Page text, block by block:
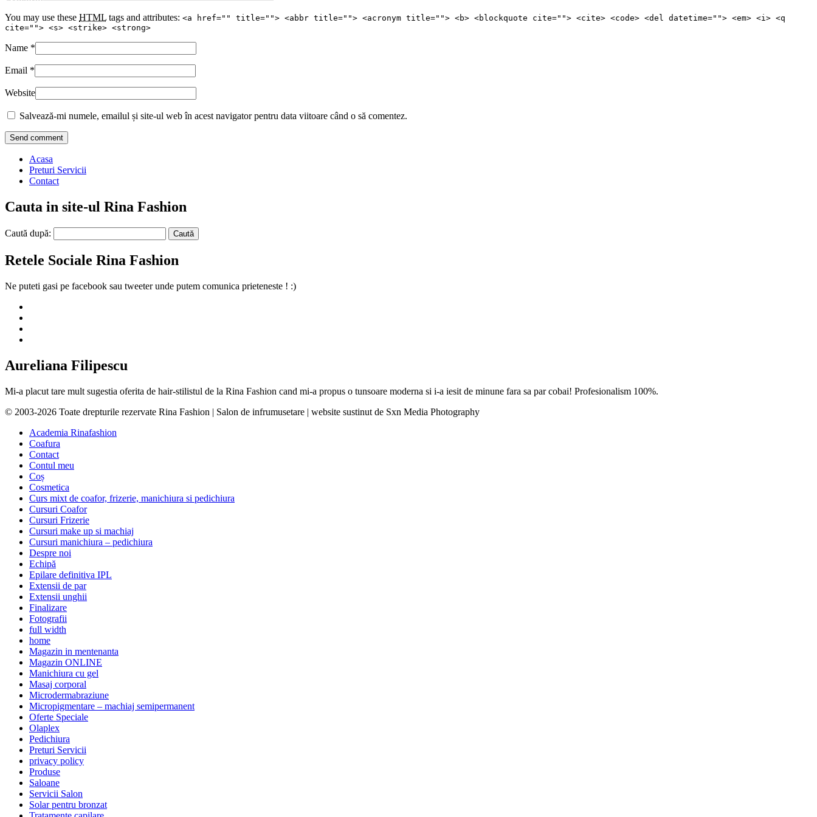
You may use these HTML tags and attributes: <a href="" title=""> <abbr title=""> <acronym title=""> <b> <blockquote cite=""> <cite> <code> <del datetime=""> <em> <i> <q
cite=""> <s> <strike> <strong>
Name *
Email *
Website
Salvează-mi numele, emailul și site-ul web în acest navigator pentru data viitoare când o să comentez.
Acasa
Preturi Servicii
Contact
Cauta in site-ul Rina Fashion
Caută după:
Retele Sociale Rina Fashion
Ne puteti gasi pe facebook sau tweeter unde putem comunica prieteneste ! :)
Aureliana Filipescu
Mi-a placut tare mult sugestia oferita de hair-stilistul de la Rina Fashion cand mi-a propus o tunsoare moderna si i-a iesit de minune fara sa par cobai! Profesionalism 100%.
© 2003-2026 Toate drepturile rezervate Rina Fashion | Salon de infrumusetare | website sustinut de Sxn Media Photography
Academia Rinafashion
Coafura
Contact
Contul meu
Coș
Cosmetica
Curs mixt de coafor, frizerie, manichiura si pedichiura
Cursuri Coafor
Cursuri Frizerie
Cursuri make up si machiaj
Cursuri manichiura – pedichiura
Despre noi
Echipă
Epilare definitiva IPL
Extensii de par
Extensii unghii
Finalizare
Fotografii
full width
home
Magazin in mentenanta
Magazin ONLINE
Manichiura cu gel
Masaj corporal
Microdermabraziune
Micropigmentare – machiaj semipermanent
Oferte Speciale
Olaplex
Pedichiura
Preturi Servicii
privacy policy
Produse
Saloane
Servicii Salon
Solar pentru bronzat